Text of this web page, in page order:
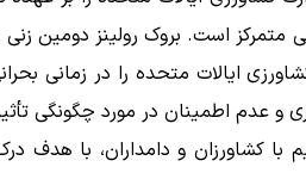
متمرکز است. بروک رولینز دومین
کشاورزی ایالات متحده را در
و عدم اطمینان در مورد چگونگی
با کشاورزان و دامداران، با هدف